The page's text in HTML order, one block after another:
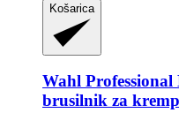
Košarica
Wahl Professional
brusilnik za